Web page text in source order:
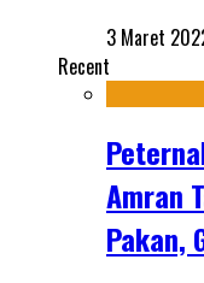
3 Maret
Recent
Amran
Pakan,